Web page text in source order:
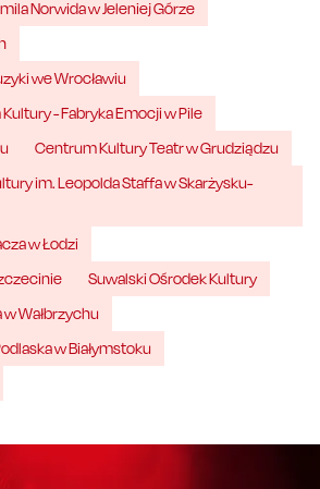
Norwida w Jeleniej Górze
we Wrocławiu
- Fabryka Emocji w Pile
Centrum Kultury Teatr w Grudziądzu
im. Leopolda Staffa w Skarżysku-
w Łodzi
Suwalski Ośrodek Kultury
Wałbrzychu
w Białymstoku